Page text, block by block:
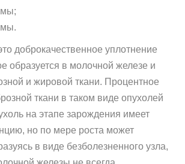
доброкачественное уплотнение
образуется в молочной железе и
и жировой ткани. Процентное
ткани в таком виде опухолей
на этапе зарождения имеет
но по мере роста может
в виде безболезненного узла,